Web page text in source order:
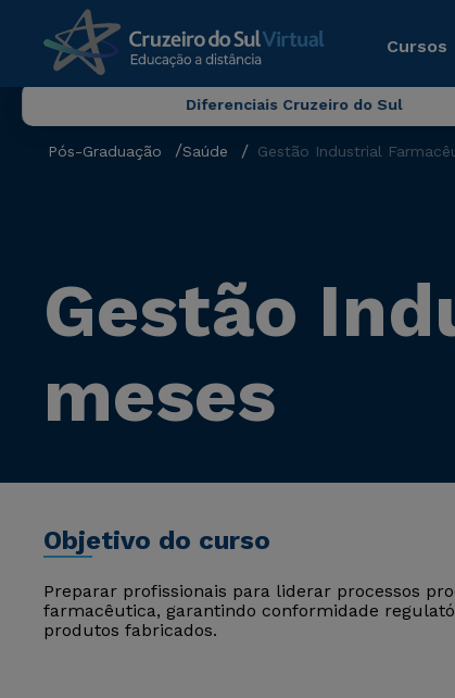
Cursos
Diferenciais Cruzeiro do Sul
Pós-Graduação Saúde Gestão Industrial
Gestão
meses
Objetivo do curso
Preparar profissionais para liderar processos
farmacêutica, garantindo conformidade
produtos fabricados.